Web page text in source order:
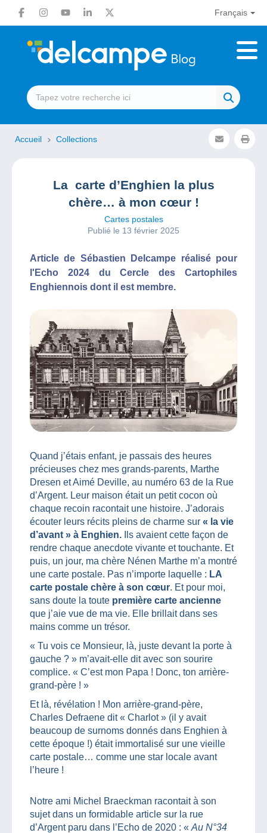
Français
Accueil Collections
La carte d’Enghien la plus
chère… à mon cœur !
Cartes postales
Publié le 13 février 2025
Article de Sébastien Delcampe réalisé pour
l'Echo 2024 du Cercle des Cartophiles
Enghiennois dont il est membre.
Quand j’étais enfant, je passais des heures
précieuses chez mes grands-parents, Marthe
Dresen et Aimé Deville, au numéro 63 de la Rue
d’Argent. Leur maison était un petit cocon où
chaque recoin racontait une histoire. J’adorais
écouter leurs récits pleins de charme sur « la vie
d’avant » à Enghien. Ils avaient cette façon de
rendre chaque anecdote vivante et touchante. Et
puis, un jour, ma chère Nénen Marthe m’a montré
une carte postale. Pas n’importe laquelle : LA
carte postale chère à son cœur. Et pour moi,
sans doute la toute première carte ancienne
que j’aie vue de ma vie. Elle brillait dans ses
mains comme un trésor.
« Tu vois ce Monsieur, là, juste devant la porte à
gauche ? » m’avait-elle dit avec son sourire
complice. « C’est mon Papa ! Donc, ton arrière-
grand-père ! »
Et là, révélation ! Mon arrière-grand-père,
Charles Defraene dit « Charlot » (il y avait
beaucoup de surnoms donnés dans Enghien à
cette époque !) était immortalisé sur une vieille
carte postale… comme une star locale avant
l’heure !
Notre ami Michel Braeckman racontait à son
sujet dans un formidable article sur la rue
d’Argent paru dans l’Echo de 2020 : « Au N°34